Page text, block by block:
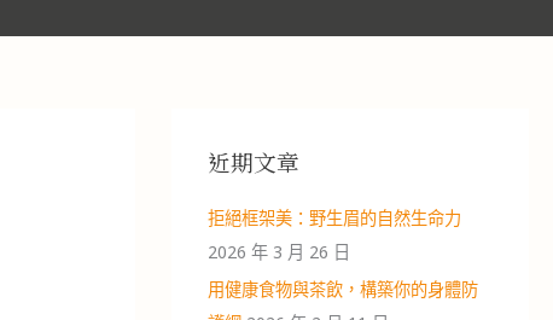
近期文章
拒絕框架美：野生眉的自然生命力
2026 年 3 月 26 日
用健康食物與茶飲，構築你的身體防